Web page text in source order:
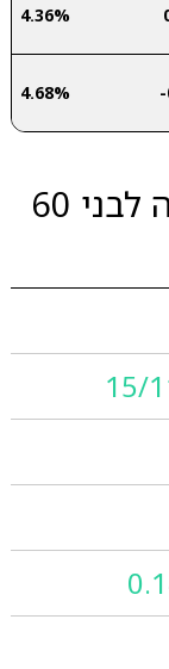
4.36%
4.68%
מידע נוסף על כלל פנסיה לבני 60
15/